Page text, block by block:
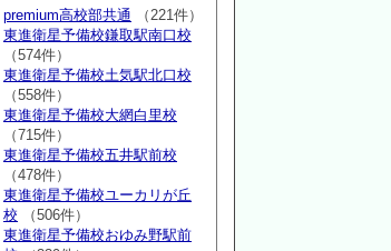
premium高校部共通 （221件）
東進衛星予備校鎌取駅南口校
（574件）
東進衛星予備校土気駅北口校
（558件）
東進衛星予備校大網白里校
（715件）
東進衛星予備校五井駅前校
（478件）
東進衛星予備校ユーカリが丘
校 （506件）
東進衛星予備校おゆみ野駅前